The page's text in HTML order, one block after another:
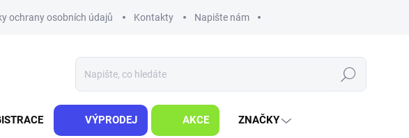
ochrany osobních údajů Kontakty Napište nám
Hledat
VÝPRODEJ AKCE ZNAČKY